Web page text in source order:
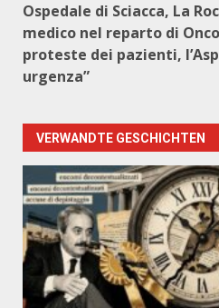
Ospedale di Sciacca, La
medico nel reparto di
proteste dei pazienti,
urgenza”
VERWANDTE GESCHICHTEN